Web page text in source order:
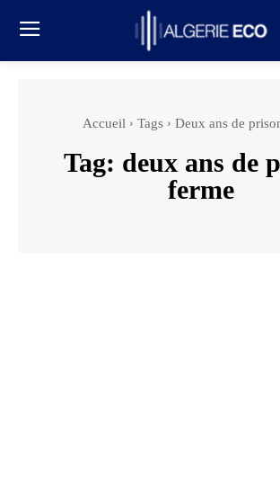
Accueil Tags Deux ans de
Tag: deux ans de
ferme